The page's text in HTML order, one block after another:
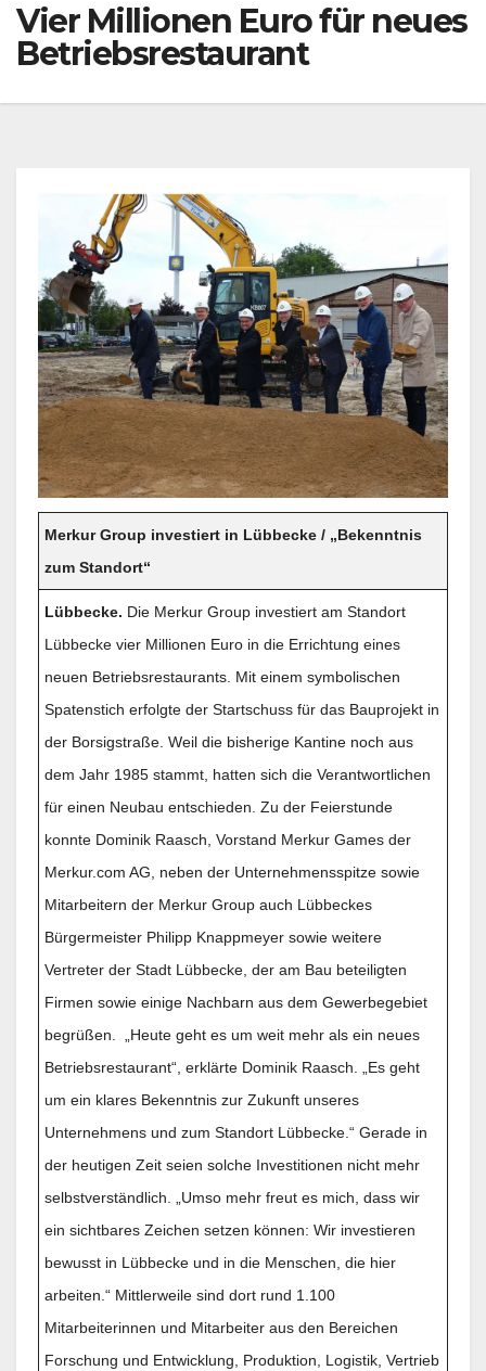
Vier Millionen Euro für neues
Betriebsrestaurant
Merkur Group investiert in Lübbecke / „Bekenntnis
zum Standort“
Lübbecke. Die Merkur Group investiert am Standort
Lübbecke vier Millionen Euro in die Errichtung eines
neuen Betriebsrestaurants. Mit einem symbolischen
Spatenstich erfolgte der Startschuss für das Bauprojekt in
der Borsigstraße. Weil die bisherige Kantine noch aus
dem Jahr 1985 stammt, hatten sich die Verantwortlichen
für einen Neubau entschieden. Zu der Feierstunde
konnte Dominik Raasch, Vorstand Merkur Games der
Merkur.com AG, neben der Unternehmensspitze sowie
Mitarbeitern der Merkur Group auch Lübbeckes
Bürgermeister Philipp Knappmeyer sowie weitere
Vertreter der Stadt Lübbecke, der am Bau beteiligten
Firmen sowie einige Nachbarn aus dem Gewerbegebiet
begrüßen. „Heute geht es um weit mehr als ein neues
Betriebsrestaurant“, erklärte Dominik Raasch. „Es geht
um ein klares Bekenntnis zur Zukunft unseres
Unternehmens und zum Standort Lübbecke.“ Gerade in
der heutigen Zeit seien solche Investitionen nicht mehr
selbstverständlich. „Umso mehr freut es mich, dass wir
ein sichtbares Zeichen setzen können: Wir investieren
bewusst in Lübbecke und in die Menschen, die hier
arbeiten.“ Mittlerweile sind dort rund 1.100
Mitarbeiterinnen und Mitarbeiter aus den Bereichen
Forschung und Entwicklung, Produktion, Logistik, Vertrieb